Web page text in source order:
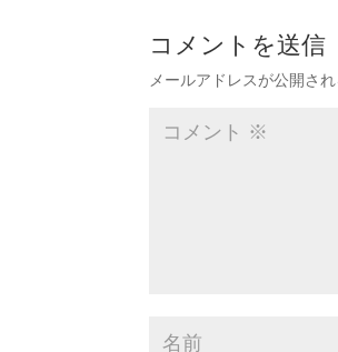
コメントを送信
メールアドレスが公開さ